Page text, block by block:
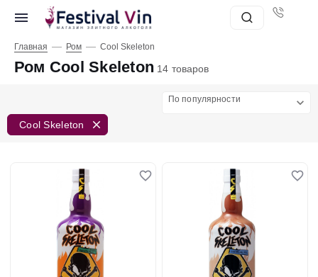
Главная — Ром — Cool Skeleton
Ром Cool Skeleton 14 товаров
По популярности
Cool Skeleton